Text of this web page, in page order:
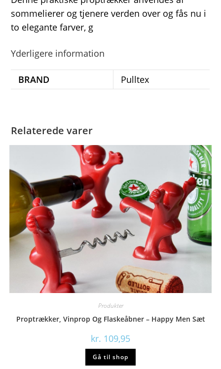
sommelierer og tjenere verden over og fås nu i
to elegante farver, g
Yderligere information
BRAND Pulltex
Relaterede varer
Produkter
Proptrækker, Vinprop Og Flaskeåbner – Happy Men Sæt
kr. 109,95
Gå til shop